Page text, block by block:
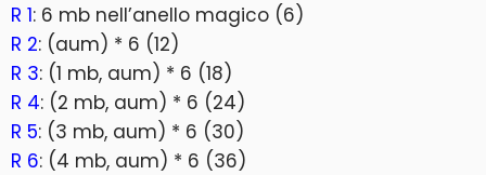
R 1: 6 mb nell’anello magico (6)
R 2: (aum) * 6 (12)
R 3: (1 mb, aum) * 6 (18)
R 4: (2 mb, aum) * 6 (24)
R 5: (3 mb, aum) * 6 (30)
R 6: (4 mb, aum) * 6 (36)